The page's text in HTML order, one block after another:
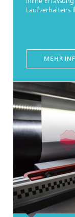
Laufverhaltens
MEHR